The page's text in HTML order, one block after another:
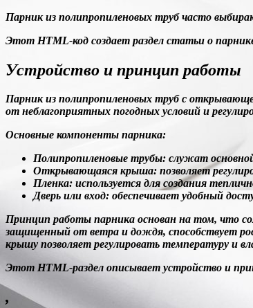
Парник из полипропиленовых труб часто
Этот HTML-код создает раздел статьи о
Устройство и принцип работы
Парник из полипропиленовых труб с
от неблагоприятных погодных условий и
Основные компоненты парника:
Полипропиленовые трубы: служат
Открывающаяся крыша: позволяет
Пленка: используется для создания
Дверь или вход: обеспечивает удобный
Принцип работы парника основан на том, что
защищенный от ветра и дождя, способствует
крышу позволяет регулировать температуру и
Этот HTML-раздел описывает устройство и
,